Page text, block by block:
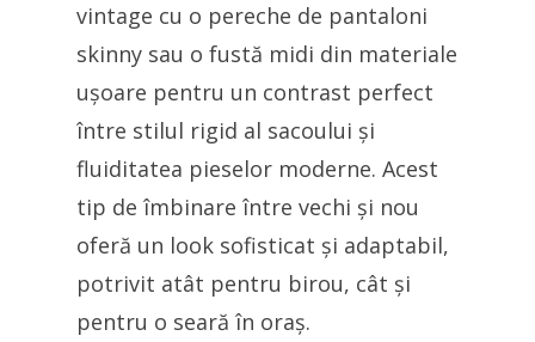
vintage cu o pereche de pantaloni
skinny sau o fustă midi din materiale
ușoare pentru un contrast perfect
între stilul rigid al sacoului și
fluiditatea pieselor moderne. Acest
tip de îmbinare între vechi și nou
oferă un look sofisticat și adaptabil,
potrivit atât pentru birou, cât și
pentru o seară în oraș.